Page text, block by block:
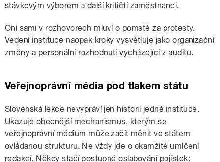
stávkovým výborem a další kritičtí zaměstnanci.
Oni sami v rozhovorech mluví o pomstě za protesty.
Vedení instituce naopak kroky vysvětluje jako organizační
změny a personální rozhodnutí vycházející z auditu.
Veřejnoprávní média pod tlakem státu
Slovenská lekce nevypráví jen historii jedné instituce.
Ukazuje obecnější mechanismus, kterým se
veřejnoprávní médium může začít měnit ve státem
ovládanou strukturu. Ne vždy jde o okamžité umlčení
redakcí. Někdy stačí postupné oslabování pojistek: